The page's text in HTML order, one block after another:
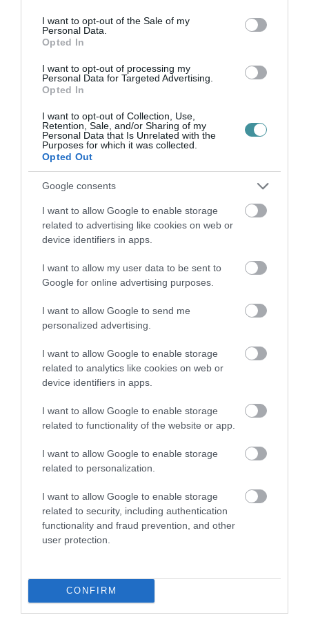
consent section.
I want to opt-out of the Sale of my
Personal Data.
Opted In
I want to opt-out of processing my
Personal Data for Targeted Advertising.
Opted In
I want to opt-out of Collection, Use,
Retention, Sale, and/or Sharing of my
Personal Data that Is Unrelated with the
Purposes for which it was collected.
Opted Out
Google consents
I want to allow Google to enable storage
related to advertising like cookies on web or
device identifiers in apps.
I want to allow my user data to be sent to
Google for online advertising purposes.
I want to allow Google to send me
personalized advertising.
I want to allow Google to enable storage
related to analytics like cookies on web or
device identifiers in apps.
I want to allow Google to enable storage
related to functionality of the website or app.
I want to allow Google to enable storage
related to personalization.
I want to allow Google to enable storage
related to security, including authentication
functionality and fraud prevention, and other
user protection.
CONFIRM
Ne maradjon le a legfrissebb hírekről, kövessen
bennünket az EGRI ÜGYEK Google Hírek oldalán!
VISSZA A FŐOLDALRA
Legfrissebb híreink
MENTŐK IS A HELYSZÍNRE ÉRKE...
2026. augusztus 06|Riasztó
HÍREK A GARÁZSBÓL: CHERY TIGGO 9
2026. augusztus 06
2026. augusztus 06|Riasztó
„NEM TETTÜNK NYOMÁST A FIUNKRA” –
EGY EGRI CSALÁD TÖRTÉNE...
2026. augusztus 06